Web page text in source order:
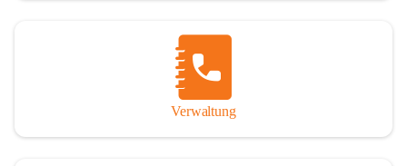
Verwaltung